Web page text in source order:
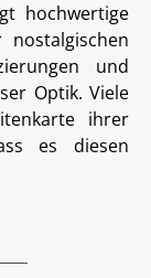
hochwertige
und
Optik. Viele
ihrer
es diesen